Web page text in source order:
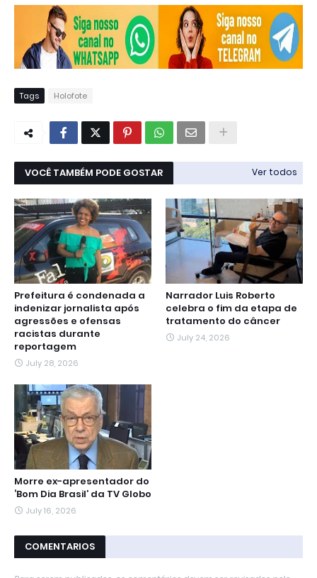
Tags Holofote
VOCÊ TAMBÉM PODE GOSTAR Ver todos
Prefeitura é condenada a
indenizar jornalista após
agressões e ofensas
racistas durante
reportagem
July 28, 2026
Narrador Luis Roberto
celebra o fim da etapa de
tratamento do câncer
July 24, 2026
Morre ex-apresentador do
‘Bom Dia Brasil’ da TV Globo
July 16, 2026
COMENTARIOS